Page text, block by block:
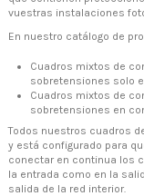
vuestras instalaciones
En nuestro catálogo de
Cuadros mixtos de
sobretensiones solo
Cuadros mixtos de
sobretensiones en
Todos nuestros cuadros
y está configurado para
conectar en continua los
la entrada como en la
salida de la red interior.